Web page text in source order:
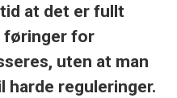
at det er fullt
føringer for
uten at man
harde reguleringer.